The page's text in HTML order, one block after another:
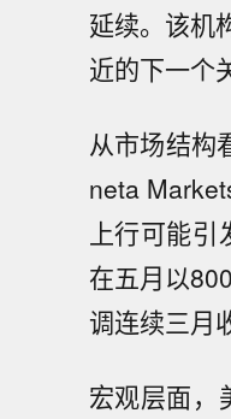
延续。该机
近的下一个
从市场结构
neta
上行可能
在五月以
调连续三月
宏观层面，